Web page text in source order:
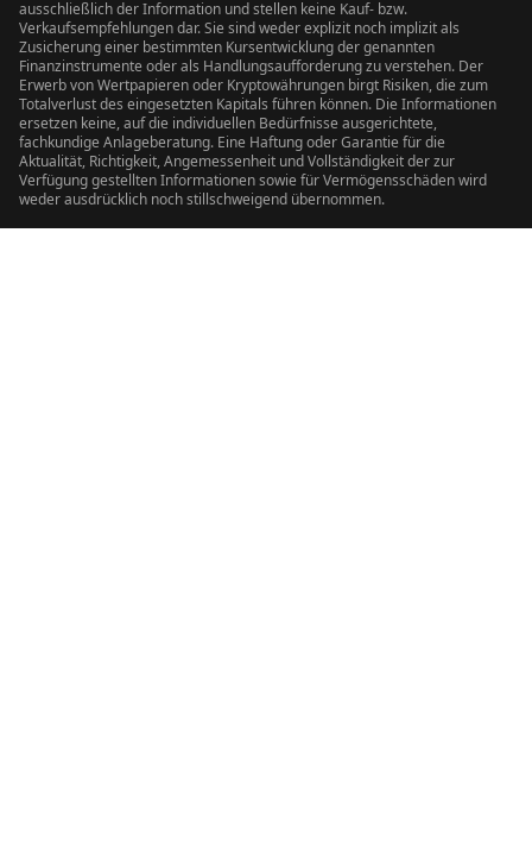
ausschließlich der Information und stellen keine Kauf- bzw.
Verkaufsempfehlungen dar. Sie sind weder explizit noch implizit als
Zusicherung einer bestimmten Kursentwicklung der genannten
Finanzinstrumente oder als Handlungsaufforderung zu verstehen. Der
Erwerb von Wertpapieren oder Kryptowährungen birgt Risiken, die zum
Totalverlust des eingesetzten Kapitals führen können. Die Informationen
ersetzen keine, auf die individuellen Bedürfnisse ausgerichtete,
fachkundige Anlageberatung. Eine Haftung oder Garantie für die
Aktualität, Richtigkeit, Angemessenheit und Vollständigkeit der zur
Verfügung gestellten Informationen sowie für Vermögensschäden wird
weder ausdrücklich noch stillschweigend übernommen.